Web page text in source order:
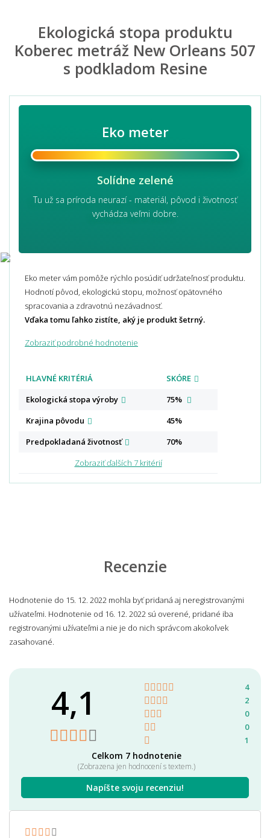
Ekologická stopa produktu
Koberec metráž New Orleans 507
s podkladom Resine
Eko meter
Solídne zelené
Tu už sa príroda neurazí - materiál, pôvod i životnosť
vychádza veľmi dobre.
Eko meter vám pomôže rýchlo posúdiť udržateľnosť produktu.
Hodnotí pôvod, ekologickú stopu, možnosť opätovného
spracovania a zdravotnú nezávadnosť.
Vďaka tomu ľahko zistíte, aký je produkt šetrný.
Zobraziť podrobné hodnotenie
HLAVNÉ KRITÉRIÁ
SKÓRE
Ekologická stopa výroby
75%
Krajina pôvodu
45%
Predpokladaná životnosť
70%
Zobraziť ďalších 7 kritérií
Recenzie
Hodnotenie do 15. 12. 2022 mohla byť pridaná aj neregistrovanými
užívateľmi. Hodnotenie od 16. 12. 2022 sú overené, pridané iba
registrovanými užívateľmi a nie je do nich správcom akokoľvek
zasahované.
4,1
Celkom 7 hodnotenie
(Zobrazena jen hodnocení s textem.)
Napíšte svoju recenziu!
4
2
0
0
1